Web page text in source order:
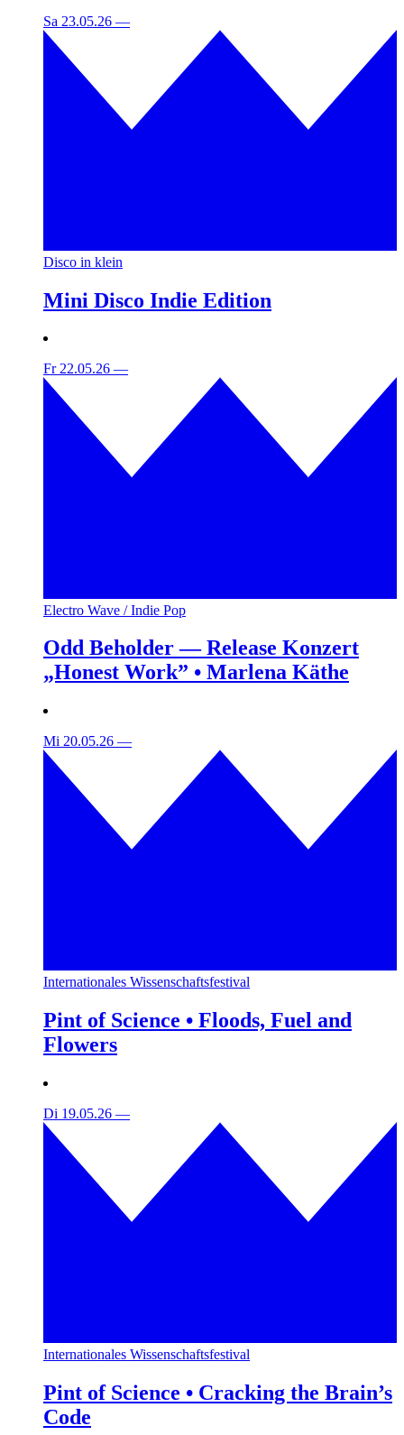
Sa 23.05.26 —
Disco in klein
Mini Disco Indie Edition
Fr 22.05.26 —
Electro Wave / Indie Pop
Odd Beholder — Release Konzert
„Honest Work” • Marlena Käthe
Mi 20.05.26 —
Internationales Wissenschaftsfestival
Pint of Science • Floods, Fuel and
Flowers
Di 19.05.26 —
Internationales Wissenschaftsfestival
Pint of Science • Cracking the Brain’s
Code